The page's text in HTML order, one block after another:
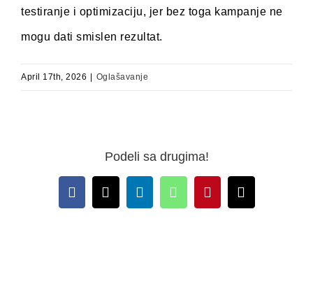
testiranje i optimizaciju, jer bez toga kampanje ne
mogu dati smislen rezultat.
April 17th, 2026 Oglašavanje
Podeli sa drugima!
Facebook
X LinkedInWhatsAppPinterestEmail